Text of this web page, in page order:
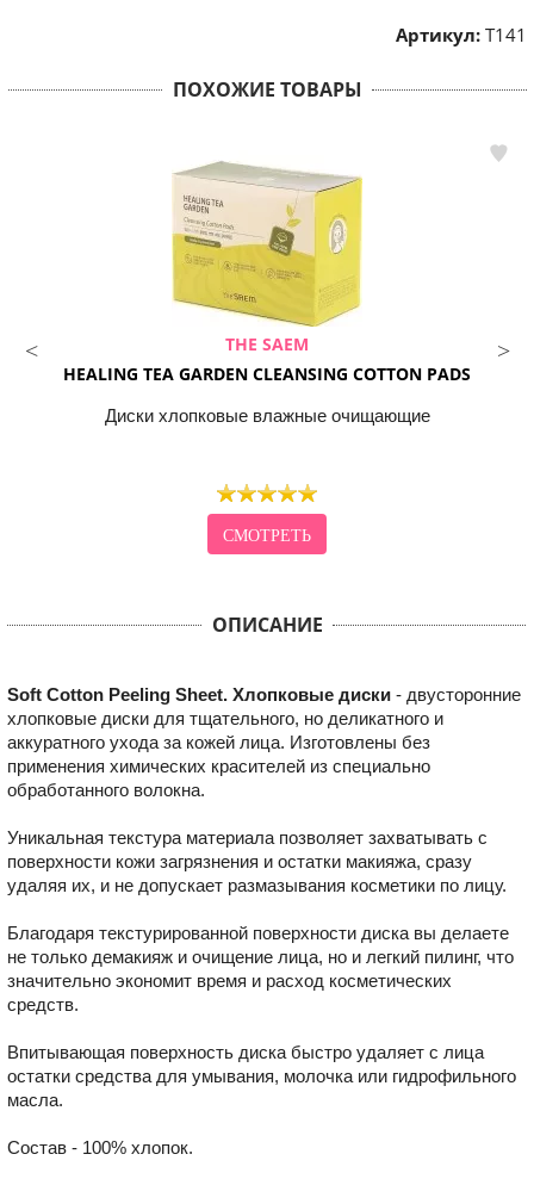
Артикул: Т141
ПОХОЖИЕ ТОВАРЫ
THE SAEM
HEALING TEA GARDEN CLEANSING COTTON PADS
Диски хлопковые влажные очищающие
СМОТРЕТЬ
ОПИСАНИЕ
Soft Cotton Peeling Sheet. Хлопковые диски - двусторонние
хлопковые диски для тщательного, но деликатного и
аккуратного ухода за кожей лица. Изготовлены без
применения химических красителей из специально
обработанного волокна.
Уникальная текстура материала позволяет захватывать с
поверхности кожи загрязнения и остатки макияжа, сразу
удаляя их, и не допускает размазывания косметики по лицу.
Благодаря текстурированной поверхности диска вы делаете
не только демакияж и очищение лица, но и легкий пилинг, что
значительно экономит время и расход косметических
средств.
Впитывающая поверхность диска быстро удаляет с лица
остатки средства для умывания, молочка или гидрофильного
масла.
Состав - 100% хлопок.